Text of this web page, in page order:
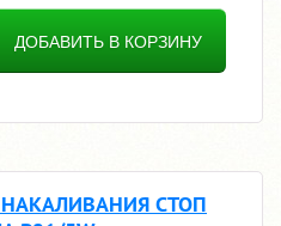
ДОБАВИТЬ В КОРЗИНУ
СТОП